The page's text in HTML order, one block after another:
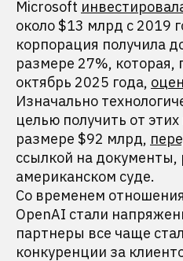
Microsoft
около $13 млрд с 2019
корпорация получила
размере 27%, которая,
октябрь 2025 года,
Изначально
целью получить от
размере $92 млрд,
ссылкой на
американском суде.
Со временем
OpenAI стали
партнеры все чаще
конкуренции за